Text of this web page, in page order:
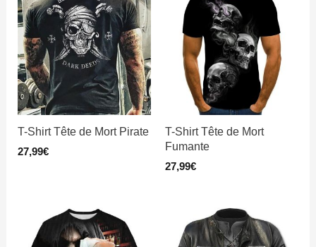
T-Shirt Tête de Mort Pirate
27,99€
T-Shirt Tête de Mort
Fumante
27,99€